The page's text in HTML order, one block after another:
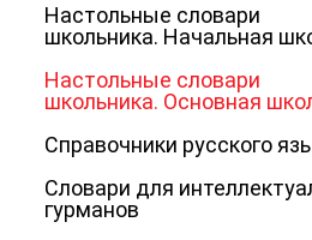
Настольные словари
школьника. Начальная
Настольные словари
школьника. Основная
Справочники русского
Словари для
гурманов